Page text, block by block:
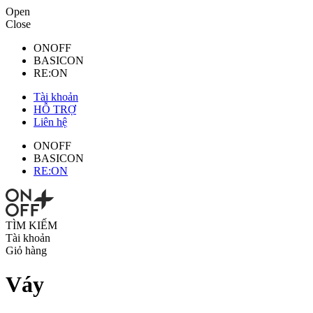
Open
Close
ONOFF
BASICON
RE:ON
Tài khoản
HỖ TRỢ
Liên hệ
ONOFF
BASICON
RE:ON
TÌM KIẾM
Tài khoản
Giỏ hàng
Váy